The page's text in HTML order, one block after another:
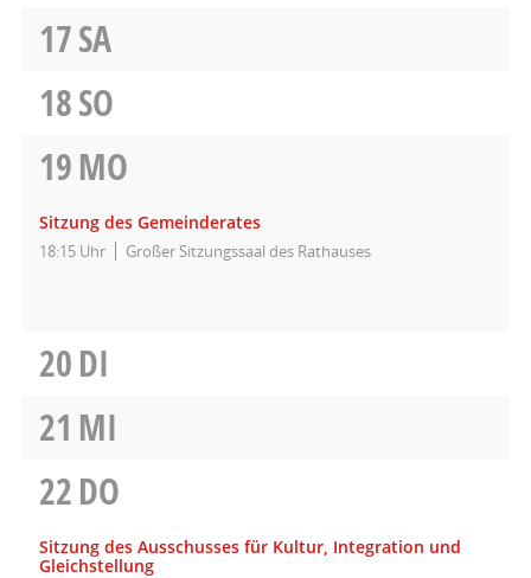
17SA
18SO
19MO
Sitzung des Gemeinderates
18:15 Uhr Großer Sitzungssaal des Rathauses
20DI
21 MI
22DO
Sitzung des Ausschusses für Kultur, Integration und
Gleichstellung